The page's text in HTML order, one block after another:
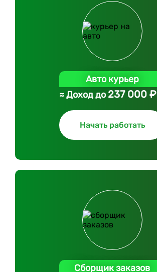
Авто курьер
≈ Доход до237 000 ₽
Начать работать
Сборщик заказов